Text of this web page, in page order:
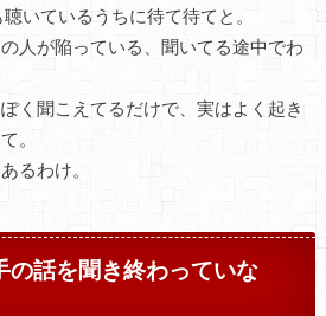
いているうちに待て待てと。
人が陥っている、聞いてる途中でわ
く聞こえてるだけで、実はよく起き
。
るわけ。
の話を聞き終わっていな